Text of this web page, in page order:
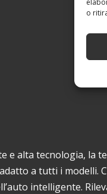
o
alta tecnologia, la
a tutti i modelli.
intelligente.